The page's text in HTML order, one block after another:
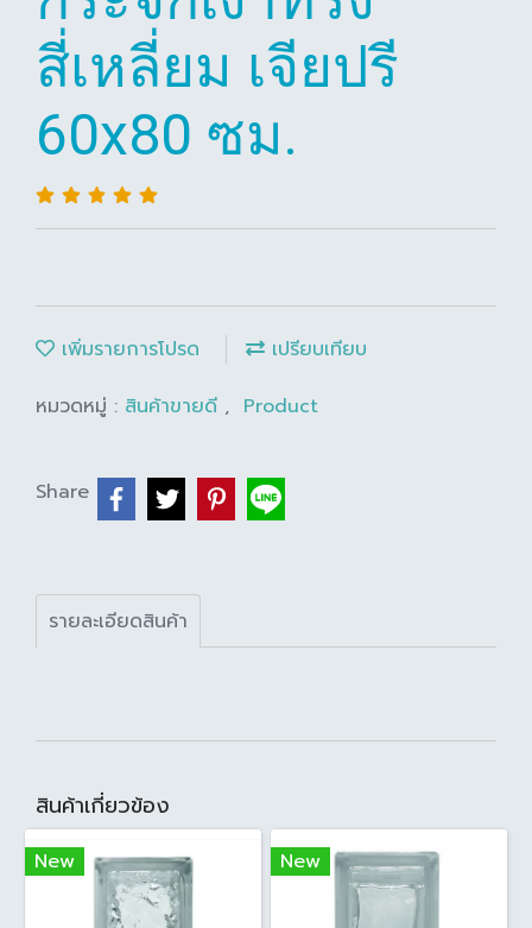
สี่เหลี่ยม เจียปรี
60x80 ซม.
เพิ่มรายการโปรด
เปรียบเทียบ
หมวดหมู่ : สินค้าขายดี , Product
Share
รายละเอียดสินค้า
สินค้าเกี่ยวข้อง
New New